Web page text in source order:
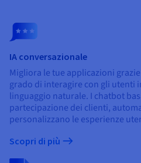
IA conversazionale
Migliora le tue applicazioni
grado di interagire con gli utenti
linguaggio naturale. I chatbot
partecipazione dei clienti,
personalizzano le esperienze
Scopri di più